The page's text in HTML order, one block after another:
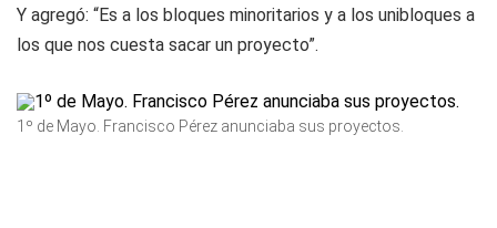
Y agregó: “Es a los bloques minoritarios y a los unibloques a
los que nos cuesta sacar un proyecto”.
1º de Mayo. Francisco Pérez anunciaba sus proyectos.